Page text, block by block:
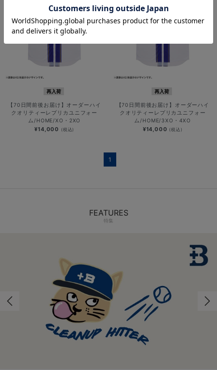
再入荷
【70日間前後お届け】オーダーハイ
クオリティーレプリカユニフォー
ム/HOME/XO・2XO
¥14,000 (税込)
再入荷
【70日間前後お届け】オーダーハイ
クオリティーレプリカユニフォー
ム/HOME/3XO・4XO
¥14,000 (税込)
1
FEATURES
特集